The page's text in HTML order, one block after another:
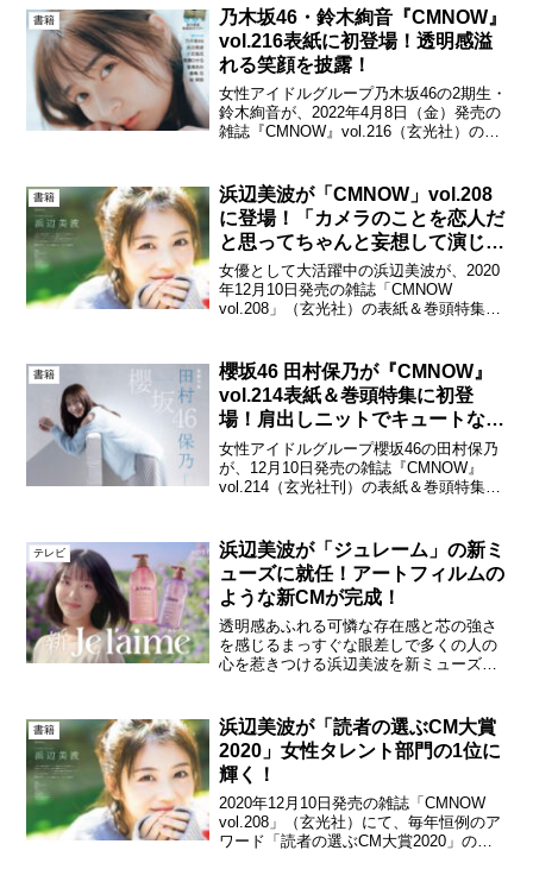
テレビCMは、浜辺が令和、平成、昭和、
大正、明治を...
書籍
乃木坂46・鈴木絢音『CMNOW』
vol.216表紙に初登場！透明感溢
れる笑顔を披露！
女性アイドルグループ乃木坂46の2期生・
鈴木絢音が、2022年4月8日（金）発売の
雑誌『CMNOW』vol.216（玄光社）の表
なり、グループ29枚目のシン...
書籍
浜辺美波が「CMNOW」vol.208
に登場！「カメラのことを恋人だ
と思ってちゃんと妄想して演じま
した（笑）」
女優として大活躍中の浜辺美波が、2020
年12月10日発売の雑誌「CMNOW
vol.208」（玄光社）の表紙＆巻頭特集に
なる特装版も用意されたが、予約開始の
翌日に...
書籍
櫻坂46 田村保乃が『CMNOW』
vol.214表紙＆巻頭特集に初登
場！肩出しニットでキュートな笑
顔を披露！
女性アイドルグループ櫻坂46の田村保乃
が、12月10日発売の雑誌『CMNOW』
vol.214（玄光社刊）の表紙＆巻頭特集に
るのは今回が初めて。23歳の誕生...
テレビ
浜辺美波が「ジュレーム」の新ミ
ューズに就任！アートフィルムの
ような新CMが完成！
透明感あふれる可憐な存在感と芯の強さ
を感じるまっすぐな眼差しで多くの人の
心を惹きつける浜辺美波を新ミューズと
レーム』篇が8月21日（木）より全国で放
映される。新TVCM...
書籍
浜辺美波が「読者の選ぶCM大賞
2020」女性タレント部門の1位に
輝く！
2020年12月10日発売の雑誌「CMNOW
vol.208」（玄光社）にて、毎年恒例のア
ワード「読者の選ぶCM大賞2020」の結